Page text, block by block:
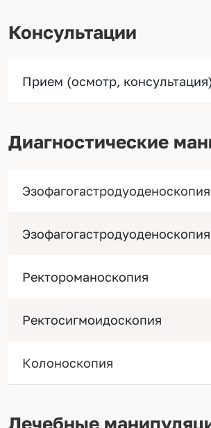
Консультации
Прием (осмотр,
Диагностические
Ректороманоскопия
Ректосигмоидоскопия
Колоноскопия
Лечебные